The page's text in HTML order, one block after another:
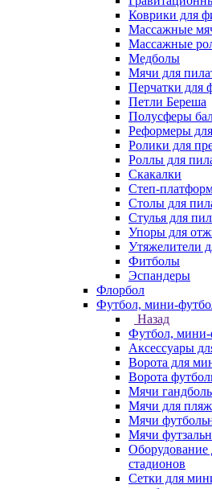
Коврики для
Массажные
Массажные
Медболы
Мячи для
Перчатки для
Петли Береша
Полусферы
Реформеры
Ролики для
Роллы для
Скакалки
Степ-
Столы для
Стулья для
Упоры для
Утяжелители
Фитболы
Эспандеры
Флорбол
Футбол, мини-
Назад
Футбол, мини-
Аксессуары
Ворота для
Ворота
Мячи
Мячи для
Мячи
Мячи
Оборудование
стадионов
Сетки для